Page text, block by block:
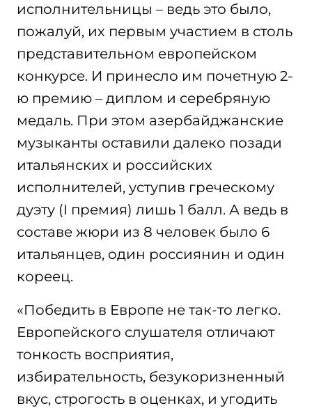
исполнительницы – ведь это было,
пожалуй, их первым участием в столь
представительном европейском
конкурсе. И принесло им почетную 2-
ю премию – диплом и серебряную
медаль. При этом азербайджанские
музыканты оставили далеко позади
итальянских и российских
исполнителей, уступив греческому
дуэту (I премия) лишь 1 балл. А ведь в
составе жюри из 8 человек было 6
итальянцев, один россиянин и один
кореец.
«Победить в Европе не так-то легко.
Европейского слушателя отличают
тонкость восприятия,
избирательность, безукоризненный
вкус, строгость в оценках, и угодить